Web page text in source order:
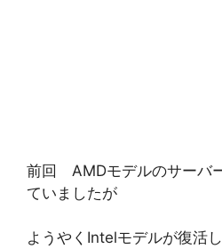
前回 AMDモデルのサーバ
ていましたが
ようやくIntelモデルが復活し